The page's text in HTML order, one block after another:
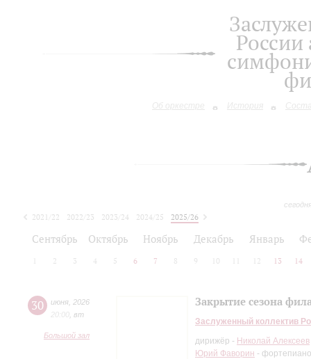
Об оркестре История
2021/22 2022/23 2023/24 2024/25
2025/26
Сентябрь Октябрь Ноябрь Декабрь Январь
2 3 4 5 6 7 8 9 10 12 13 14
30 июня 2026
20:00 вт
Большой зал
Закрытие сезона
Заслуженный коллектив
дирижёр - Николай Алексеев
Юрий Фаворин - фортепиано